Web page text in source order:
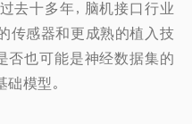
去十多年，脑机接口行业
传感器和更成熟的植入技
否也可能是神经数据集的
模型。